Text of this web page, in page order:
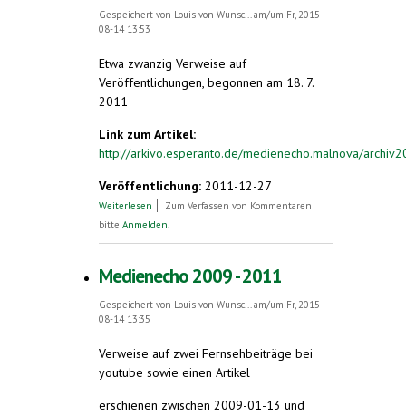
Gespeichert von Louis von Wunsc...
am/um Fr, 2015-
08-14 13:53
Etwa zwanzig Verweise auf
Veröffentlichungen, begonnen am 18. 7.
2011
Link zum Artikel:
http://arkivo.esperanto.de/medienecho.malnova/
Veröffentlichung: 2011-12-27
Weiterlesen über Medienecho 2011, Juli - Dez.
Zum Verfassen von Kommentaren
bitte Anmelden
Medienecho 2009 - 2011
Gespeichert von Louis von Wunsc...am/um Fr, 2015-
08-14 13:35
Verweise auf zwei Fernsehbeiträge bei
youtube sowie einen Artikel
erschienen zwischen 2009-01-13 und